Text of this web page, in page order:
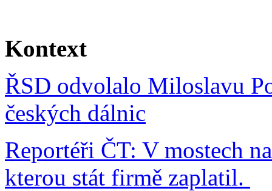
Kontext
ŘSD odvolalo Miloslavu
českých dálnic
Reportéři ČT: V mostech
kterou stát firmě zaplatil.